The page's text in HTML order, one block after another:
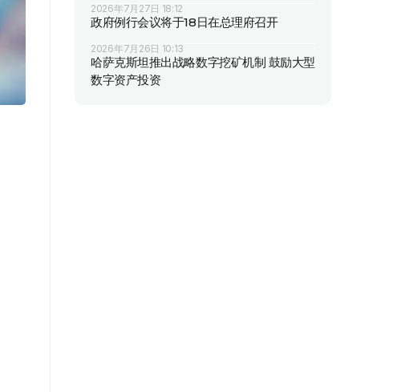
2026年7月27日 18:12
政府例行会议将于18日在总理府召开
2026年7月26日 10:13
哈萨克斯坦推出战略数字挖矿机制 鼓励大型
数字资产投资